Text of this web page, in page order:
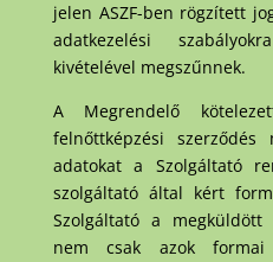
jelen ASZF-ben rögzített
adatkezelési
kivételével megszűnnek.
A Megrendelő
felnőttképzési szerződés
adatokat a Szolgáltató
szolgáltató által kért
Szolgáltató a megküldött
nem csak azok formai